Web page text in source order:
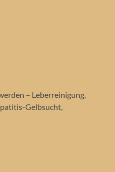
– Leberreinigung,
Gelbsucht,